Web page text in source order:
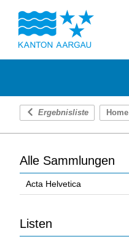
Ergebnisliste Home
Alle Sammlungen
Acta Helvetica
Listen